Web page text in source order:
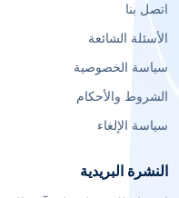
اتصل بنا
الأسئلة الشائعة
سياسة الخصوصية
الشروط والأحكام
سياسة الإلغاء
النشرة البريدية